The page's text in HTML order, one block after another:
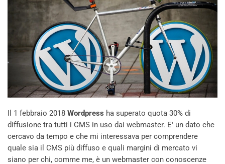
Il 1 febbraio 2018 Wordpress ha superato quota 30% di
diffusione tra tutti i CMS in uso dai webmaster. E' un dato che
cercavo da tempo e che mi interessava per comprendere
quale sia il CMS più diffuso e quali margini di mercato vi
siano per chi, comme me, è un webmaster con conoscenze